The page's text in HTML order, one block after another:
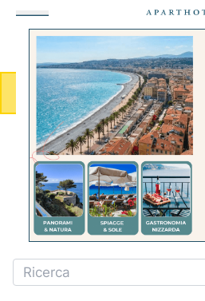
MENU
PRENOTA
CITY-
Le ultime cose